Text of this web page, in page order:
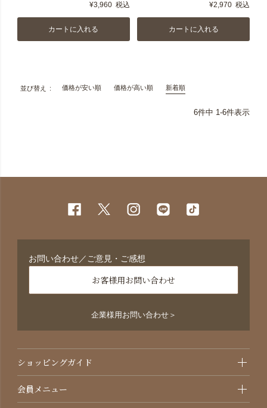
¥3,960 税込
カートに入れる
¥2,970 税込
カートに入れる
並び替え 価格が安い順 価格が高い順 新着順
6件中 1-6件表示
お問い合わせ／ご意見・ご感想
お客様用お問い合わせ
企業様用お問い合わせ＞
ショッピングガイド
会員メニュー